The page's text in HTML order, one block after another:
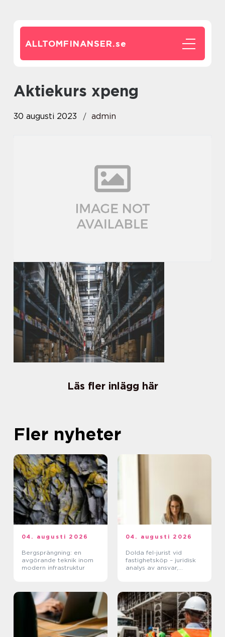
ALLTOMFINANSER.se
aktiekurs xpeng
30 augusti 2023 admin
Läs fler inlägg här
Fler nyheter
04. augusti 2026
Bergsprängning: en
avgörande teknik inom
modern infrastruktur
04. augusti 2026
Dolda fel-jurist vid
fastighetsköp – juridisk
analys av ansvar,